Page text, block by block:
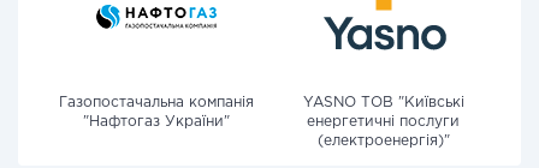
Газопостачальна компанія
"Нафтогаз України"
YASNO ТОВ "Київські
енергетичні послуги
(електроенергія)"